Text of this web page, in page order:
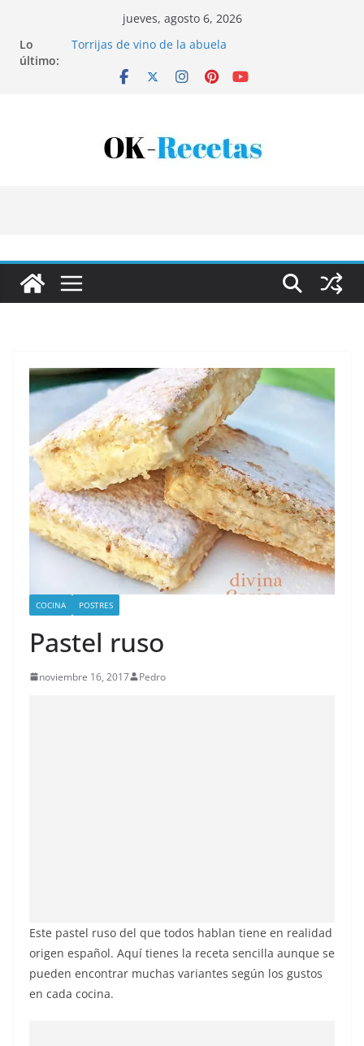
contenido
jueves, agosto 6, 2026
Lo
último:
Torrijas de vino de la abuela
Bandeja de pescaíto frito
COCINA POSTRES
Pastel ruso
noviembre 16, 2017 Pedro
Este pastel ruso del que todos hablan tiene en realidad
origen español. Aquí tienes la receta sencilla aunque se
pueden encontrar muchas variantes según los gustos
en cada cocina.